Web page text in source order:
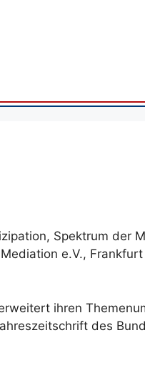
Spektrum der
e.V., Frankfurt
ihren
des